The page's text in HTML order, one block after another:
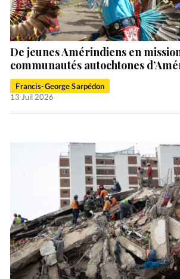
De jeunes Amérindiens en
communautés autochtones
Francis-George Sarpédon
13 Juil 2026